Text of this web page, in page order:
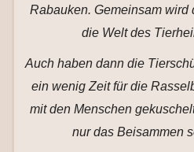
Rabauken. Gemeinsam wird
die Welt des
Auch haben dann die
ein wenig Zeit für die
mit den Menschen
nur das Beisammen